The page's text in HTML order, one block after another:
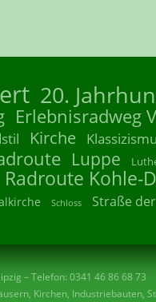
20.
Erlebnisradweg
Kirche
Luppe
Radroute Kohle-
Schloss Straße
– Telefon: 0341 46 86 68 73
Kirchen, Industriebauten,